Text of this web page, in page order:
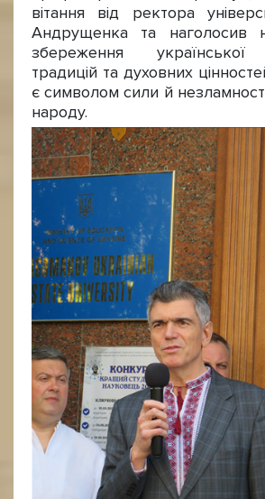
вітання від ректора
Андрущенка та наголосив
збереження української
традицій та духовних
є символом сили й
народу.